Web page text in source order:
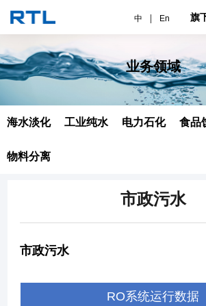
中 En 旗
业务领域
海水淡化 工业纯水 电力石化 食品
物料分离
市政污水
市政污水
RO系统运行数据